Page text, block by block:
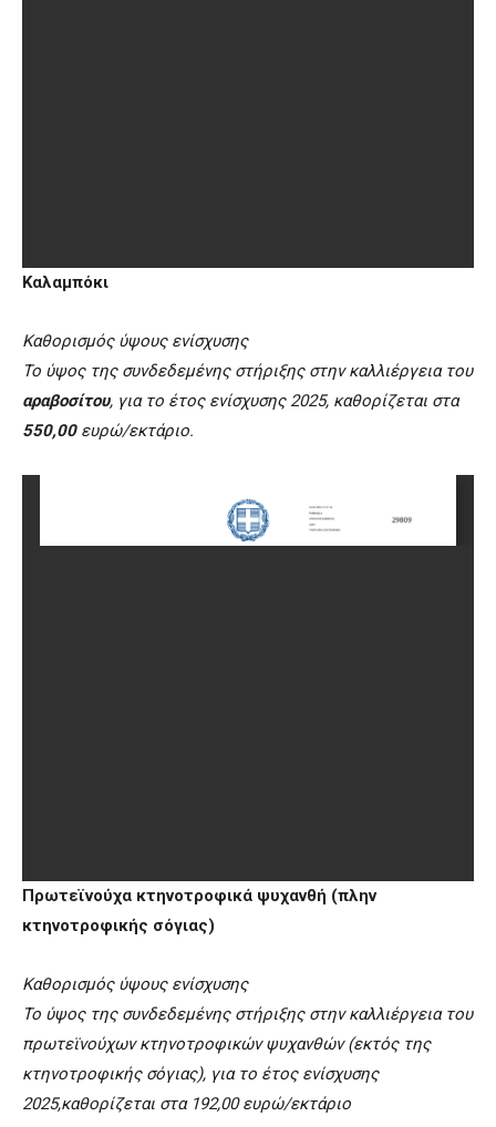
Καλαμπόκι
Καθορισμός ύψους ενίσχυσης
Το ύψος της συνδεδεμένης στήριξης στην καλλιέργεια του
αραβοσίτου, για το έτος ενίσχυσης 2025, καθορίζεται στα
550,00ευρώ/εκτάριο.
Πρωτεϊνούχα κτηνοτροφικά ψυχανθή (πλην
κτηνοτροφικής σόγιας)
Καθορισμός ύψους ενίσχυσης
Το ύψος της συνδεδεμένης στήριξης στην καλλιέργεια του
πρωτεϊνούχων κτηνοτροφικών ψυχανθών (εκτός της
κτηνοτροφικής σόγιας), για το έτος ενίσχυσης
2025,καθορίζεται στα 192,00 ευρώ/εκτάριο